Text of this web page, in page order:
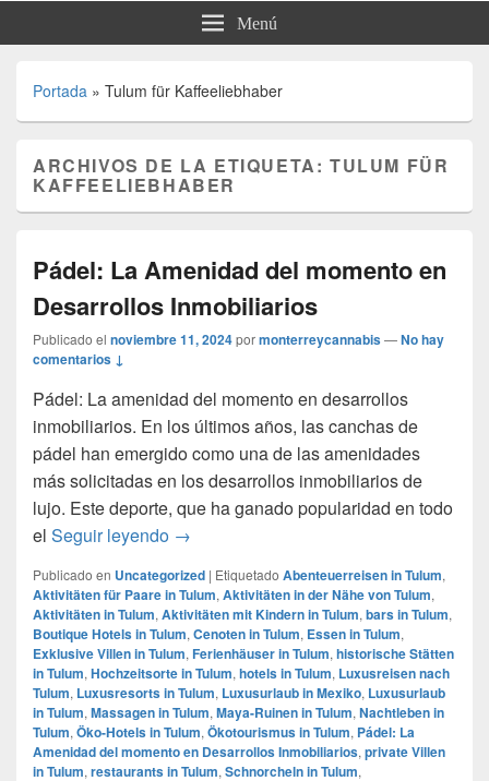
Menú
Portada » Tulum für Kaffeeliebhaber
ARCHIVOS DE LA ETIQUETA:TULUM FÜR
KAFFEELIEBHABER
Pádel: La Amenidad del momento en
Desarrollos Inmobiliarios
Publicado el noviembre 11, 2024pormonterreycannabis—No hay
comentarios ↓
Pádel: La amenidad del momento en desarrollos
inmobiliarios. En los últimos años, las canchas de
pádel han emergido como una de las amenidades
más solicitadas en los desarrollos inmobiliarios de
lujo. Este deporte, que ha ganado popularidad en todo
el Seguir leyendo Pádel: La Amenidad del momento en
→
Publicado en Uncategorized | Etiquetado Abenteuerreisen in Tulum,
Aktivitäten für Paare in Tulum, Aktivitäten in der Nähe von Tulum,
Aktivitäten in Tulum, Aktivitäten mit Kindern in Tulum, bars in Tulum,
Boutique Hotels in Tulum, Cenoten in Tulum, Essen in Tulum,
Exklusive Villen in Tulum, Ferienhäuser in Tulum, historische Stätten
in Tulum, Hochzeitsorte in Tulum, hotels in Tulum, Luxusreisen nach
Tulum, Luxusresorts in Tulum, Luxusurlaub in Mexiko, Luxusurlaub
in Tulum, Massagen in Tulum, Maya-Ruinen in Tulum, Nachtleben in
Tulum, Öko-Hotels in Tulum, Ökotourismus in Tulum, Pádel: La
Amenidad del momento en Desarrollos Inmobiliarios, private Villen
in Tulum, restaurants in Tulum, Schnorcheln in Tulum,